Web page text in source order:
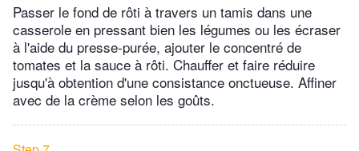
Passer le fond de rôti à travers un tamis dans une
casserole en pressant bien les légumes ou les écraser
à l'aide du presse-purée, ajouter le concentré de
tomates et la sauce à rôti. Chauffer et faire réduire
jusqu'à obtention d'une consistance onctueuse. Affiner
avec de la crème selon les goûts.